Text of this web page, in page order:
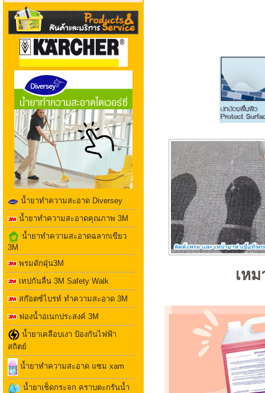
น้ำยาทำความสะอาด Diversey
น้ำยาทำความสะอาดคุณภาพ 3M
น้ำยาทำความสะอาดฉลากเขียว
3M
พรมดักฝุ่น3M
เทปกันลื่น 3M Safety Walk
สก๊อตซ์ไบรท์ ทำความสะอาด 3M
ฟองน้ำอเนกประสงค์ 3M
น้ำยาเคลือบเงา ป้องกันไฟฟ้า
สถิตย์
น้ำยาทำความสะอาด แซม xam
น้ำยาเช็ดกระจก คราบตะกรันน้ำ
เห